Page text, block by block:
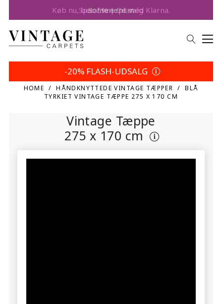
Spar 5% | Dit valg
-20% FLASH-UDSALG
HOME HÅNDKNYTTEDE VINTAGE TÆPPER
BLÅ
TYRKIET VINTAGE TÆPPE 275 X 170 CM
Vintage Tæppe
275 x 170 cm